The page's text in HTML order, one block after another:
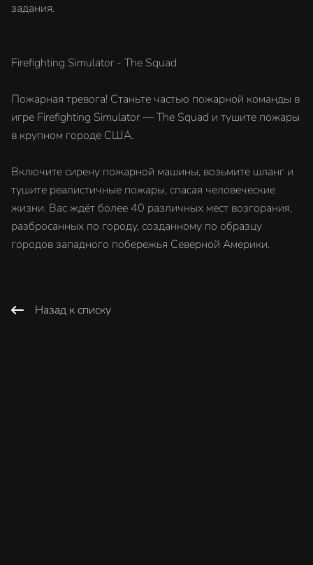
задания.
Firefighting Simulator - The Squad
Пожарная тревога! Станьте частью пожарной команды в
игре Firefighting Simulator — The Squad и тушите пожары
в крупном городе США.
Включите сирену пожарной машины, возьмите шланг и
тушите реалистичные пожары, спасая человеческие
жизни. Вас ждёт более 40 различных мест возгорания,
разбросанных по городу, созданному по образцу
городов западного побережья Северной Америки.
Назад к списку